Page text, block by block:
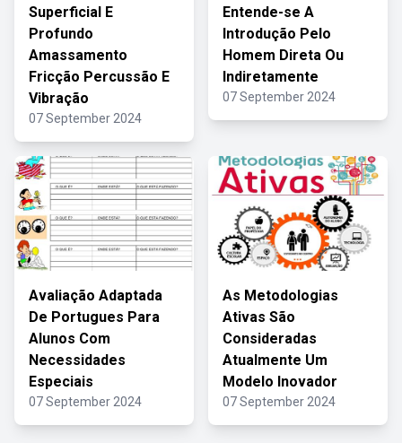
Superficial E
Profundo
Amassamento
Fricção Percussão E
Vibração
07 September 2024
Entende-se A
Introdução Pelo
Homem Direta Ou
Indiretamente
07 September 2024
Avaliação Adaptada
De Portugues Para
Alunos Com
Necessidades
Especiais
07 September 2024
As Metodologias
Ativas São
Consideradas
Atualmente Um
Modelo Inovador
07 September 2024